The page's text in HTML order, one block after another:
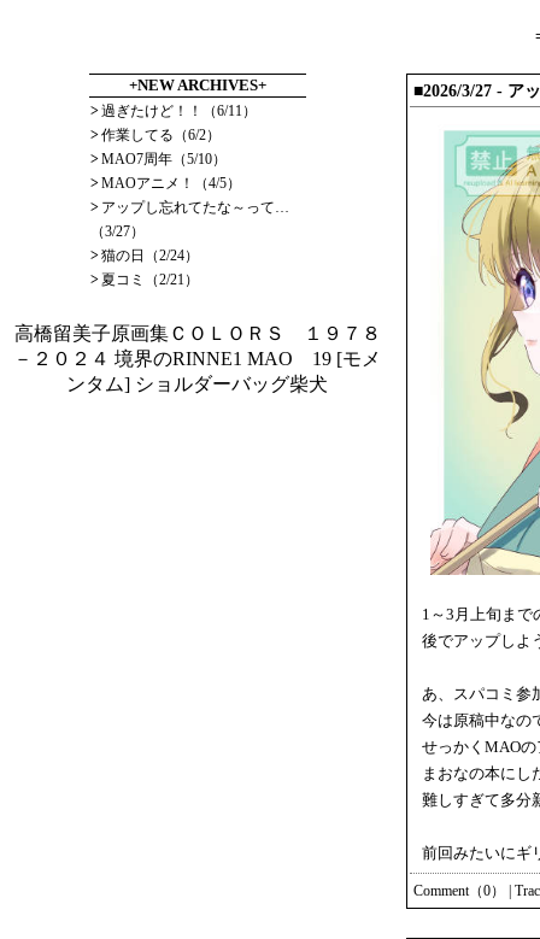
+NEW ARCHIVES+
>過ぎたけど！！（6/11）
>作業してる（6/2）
>MAO7周年（5/10）
>MAOアニメ！（4/5）
> アップし忘れてたな～って…
（3/27）
>猫の日（2/24）
>夏コミ（2/21）
高橋留美子原画集ＣＯＬＯＲＳ １９７８
－２０２４ 境界のRINNE1 MAO 19 [モメ
ンタム] ショルダーバッグ柴犬
■2026/3/27 - ア
1～3月上旬まで
後でアップしよ
あ、スパコミ参
今は原稿中なの
せっかくMAO
まおなの本にし
難しすぎて多分
前回みたいにギ
Comment（0）